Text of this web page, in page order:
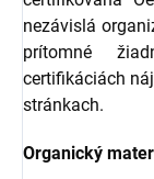
nezávislá
prítomné
certifikáciách
stránkach.
Organický